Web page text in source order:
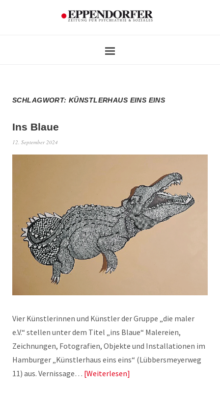
SCHLAGWORT:KÜNSTLERHAUS EINS EINS
Ins Blaue
12. September 2024
Vier Künstlerinnen und Künstler der Gruppe „die maler
e.V.“ stellen unter dem Titel „ins Blaue“ Malereien,
Zeichnungen, Fotografien, Objekte und Installationen im
Hamburger „Künstlerhaus eins eins“ (Lübbersmeyerweg
11) aus. Vernissage… Weiterlesen